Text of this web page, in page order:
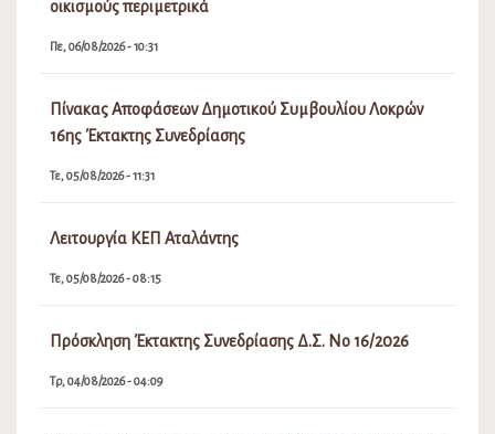
οικισμούς περιμετρικά
Πε, 06/08/2026 - 10:31
Πίνακας Αποφάσεων Δημοτικού Συμβουλίου Λοκρών
16ης Έκτακτης Συνεδρίασης
Τε, 05/08/2026 - 11:31
Λειτουργία ΚΕΠ Αταλάντης
Τε, 05/08/2026 - 08:15
Πρόσκληση Έκτακτης Συνεδρίασης Δ.Σ. Νο 16/2026
Τρ, 04/08/2026 - 04:09